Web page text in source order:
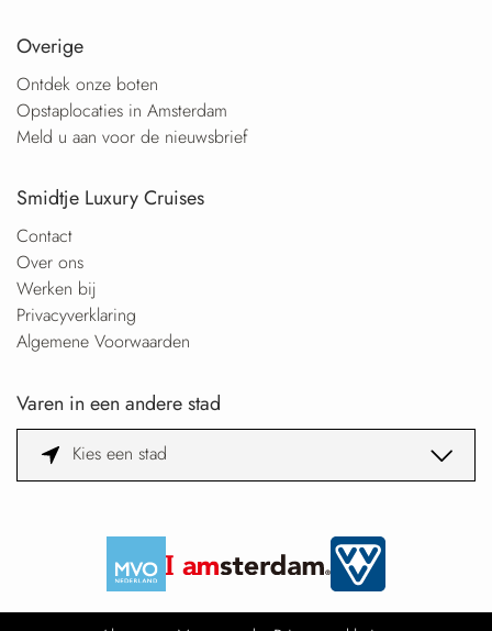
Overige
Ontdek onze boten
Opstaplocaties in Amsterdam
Meld u aan voor de nieuwsbrief
Smidtje Luxury Cruises
Contact
Over ons
Werken bij
Privacyverklaring
Algemene Voorwaarden
Varen in een andere stad
Kies een stad